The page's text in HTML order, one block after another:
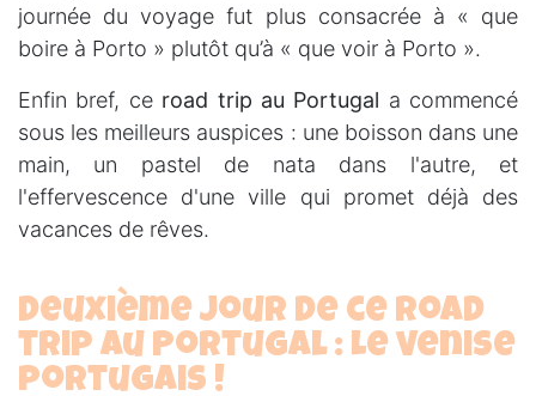
journée du voyage fut plus consacrée à « que
boire à Porto » plutôt qu’à « que voir à Porto ».
Enfin bref, ce road trip au Portugal a commencé
sous les meilleurs auspices : une boisson dans une
main, un pastel de nata dans l'autre, et
l'effervescence d'une ville qui promet déjà des
vacances de rêves.
Deuxième jour de ce road
trip au Portugal : Le venise
portugais !